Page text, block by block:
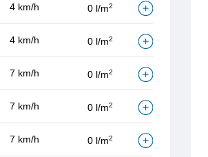
4 km/h 0 l/m2
4 km/h 0 l/m2
7 km/h 0 l/m2
7 km/h 0 l/m2
7 km/h 0 l/m2